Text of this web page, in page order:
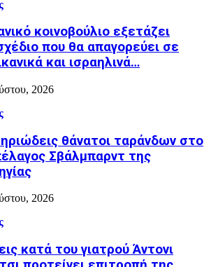
κοινοβούλιο εξετάζει
που θα απαγορεύει σε
και ισραηλινά…
2026
θάνατοι ταράνδων στο
Σβάλμπαρντ της
2026
κατά του γιατρού Άντονι